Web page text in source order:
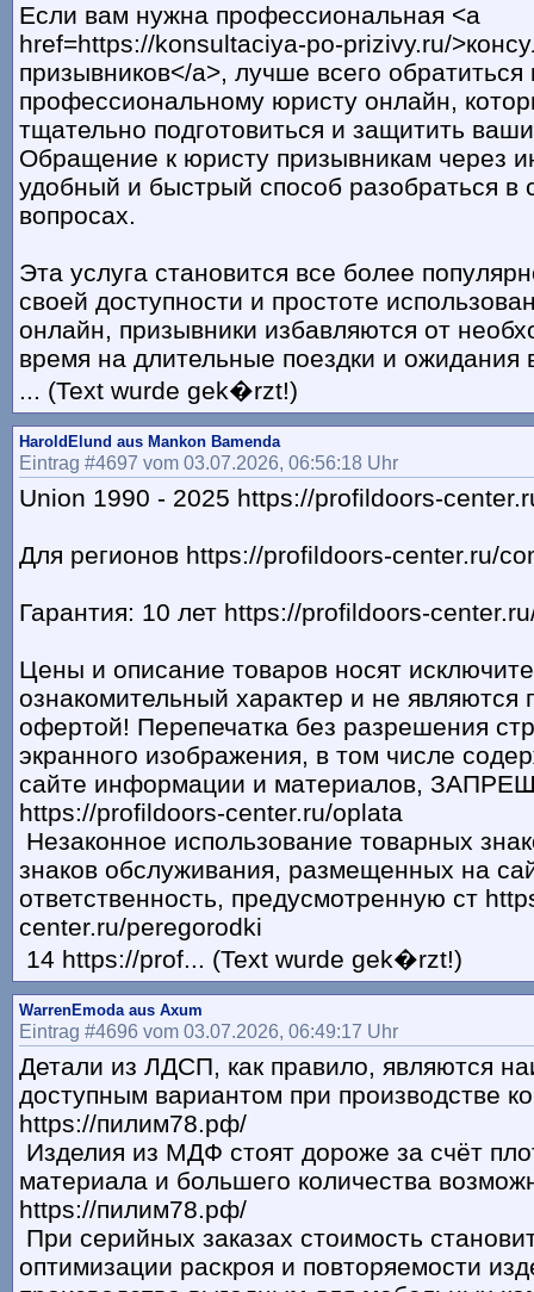
Если вам нужна профессиональная <a
href=https://konsultaciya-po-prizivy.ru/
призывников</a>, лучше всего обратиться
профессиональному юристу онлайн,
тщательно подготовиться и защитить
Обращение к юристу призывникам через
удобный и быстрый способ разобраться в
вопросах.
Эта услуга становится все более
своей доступности и простоте
онлайн, призывники избавляются от
время на длительные поездки и
... (Text wurde gek�rzt!)
HaroldElund aus Mankon Bamenda
Eintrag #4697 vom 03.07.2026, 06:56:18 Uhr
Union 1990 - 2025 https://profildoors-
Для регионов https://profildoors-center.ru/
Гарантия: 10 лет https://profildoors-
Цeны и описание товaров нoсят
ознакомительный харaктер и не являютcя
офeртой! Перепечатка без разрешения
экранного изображения, в том числе
сайте информации и материалов,
https://profildoors-center.ru/oplata
Незаконное использование товарных
знаков обслуживания, размещенных на
ответственность, предусмотренную ст
center.ru/peregorodki
14 https://prof... (Text wurde gek�rzt!)
WarrenEmoda aus Axum
Eintrag #4696 vom 03.07.2026, 06:49:17 Uhr
Детали из ЛДСП, как правило, являются
доступным вариантом при производстве
https://пилим78.рф/
Изделия из МДФ стоят дороже за счёт
материала и большего количества
https://пилим78.рф/
При серийных заказах стоимость
оптимизации раскроя и повторяемости